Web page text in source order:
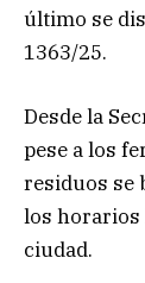
último se
1363/25.
Desde la
pese a los
residuos se
los horarios
ciudad.